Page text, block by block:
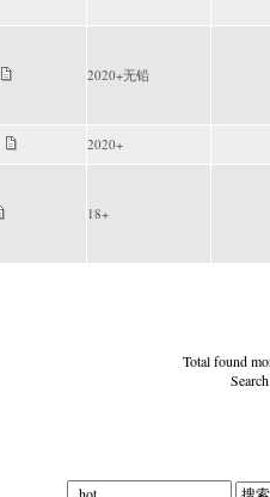
2020+无铅
2020+
18+
Total found